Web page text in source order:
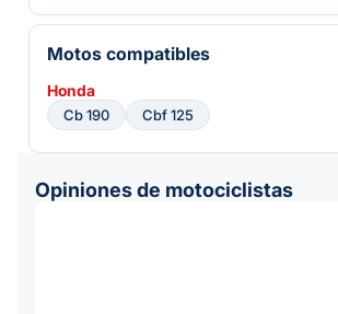
Motos compatibles
Honda
Cb 190 Cbf 125
Opiniones de motociclistas